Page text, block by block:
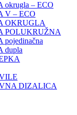
okrugla – ECO
V – ECO
OKRUGLA
POLUKRUŽNA
pojedinačna
dupla
DIZALICA